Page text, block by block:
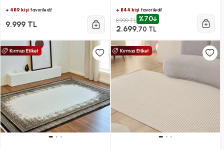
+ 489 kişi favoriledi!
9.999 TL
+ 844 kişifavoriledi!
8.999 TL %70
2.699,70 TL